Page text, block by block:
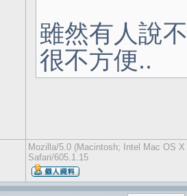
雖然有人說
很不方便..
Mozilla/5.0 (Macintosh; Intel Mac OS
Safari/605.1.15